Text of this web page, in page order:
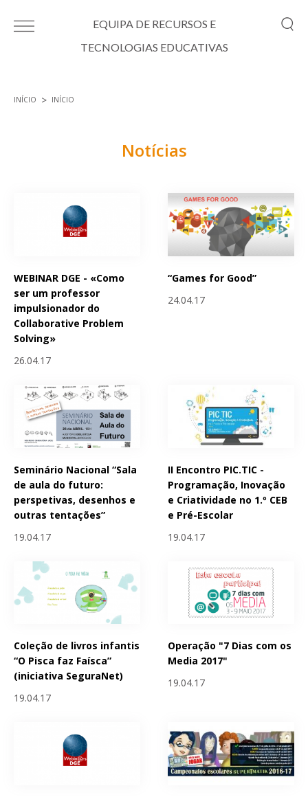
EQUIPA DE RECURSOS E
TECNOLOGIAS EDUCATIVAS
INÍCIO INÍCIO
Notícias
WEBINAR DGE - «Como
ser um professor
impulsionador do
Collaborative Problem
Solving»
26.04.17
“Games for Good”
24.04.17
Seminário Nacional “Sala
de aula do futuro:
perspetivas, desenhos e
outras tentações”
19.04.17
II Encontro PIC.TIC -
Programação, Inovação
e Criatividade no 1.º CEB
e Pré-Escolar
19.04.17
Coleção de livros infantis
“O Pisca faz Faísca”
(iniciativa SeguraNet)
19.04.17
Operação "7 Dias com os
Media 2017"
19.04.17
Páginas